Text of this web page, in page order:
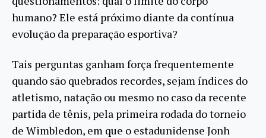
humano? Ele está próximo diante da contínua
evolução da preparação esportiva?
Tais perguntas ganham força frequentemente
quando são quebrados recordes, sejam índices do
atletismo, natação ou mesmo no caso da recente
partida de tênis, pela primeira rodada do torneio
de Wimbledon, em que o estadunidense Jonh